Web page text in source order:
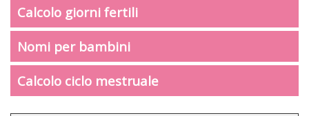
Calcolo giorni fertili
Nomi per bambini
Calcolo ciclo mestruale